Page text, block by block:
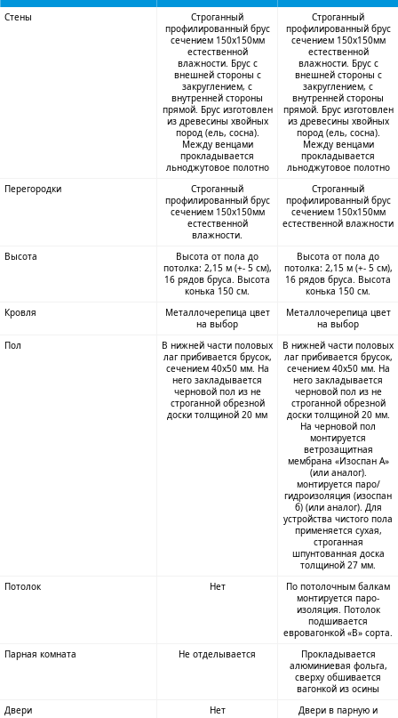
Стены
Строганный
профилированный брус
сечением 150х150мм
естественной
влажности. Брус с
внешней стороны с
закруглением, с
внутренней стороны
прямой. Брус изготовлен
из древесины хвойных
пород (ель, сосна).
Между венцами
прокладывается
льноджутовое полотно
Строганный
профилированный брус
сечением 150х150мм
естественной
влажности. Брус с
внешней стороны с
закруглением, с
внутренней стороны
прямой. Брус изготовлен
из древесины хвойных
пород (ель, сосна).
Между венцами
прокладывается
льноджутовое полотно
Перегородки
Строганный
профилированный брус
сечением 150х150мм
естественной
влажности.
Строганный
профилированный брус
сечением 150х150мм
естественной влажности
Высота
Высота от пола до
потолка: 2,15 м (+- 5 см),
16 рядов бруса. Высота
конька 150 см.
Высота от пола до
потолка: 2,15 м (+- 5 см),
16 рядов бруса. Высота
конька 150 см.
Кровля
Металлочерепица цвет
на выбор
Металлочерепица цвет
на выбор
Пол
В нижней части половых
лаг прибивается брусок,
сечением 40х50 мм. На
него закладывается
черновой пол из не
строганной обрезной
доски толщиной 20 мм
В нижней части половых
лаг прибивается брусок,
сечением 40х50 мм. На
него закладывается
черновой пол из не
строганной обрезной
доски толщиной 20 мм.
На черновой пол
монтируется
ветрозащитная
мембрана «Изоспан А»
(или аналог).
монтируется паро/
гидроизоляция (изоспан
б) (или аналог). Для
устройства чистого пола
применяется сухая,
строганная
шпунтованная доска
толщиной 27 мм.
Потолок
Нет
По потолочным балкам
монтируется паро-
изоляция. Потолок
подшивается
евровагонкой «В» сорта.
Парная комната
Не отделывается
Прокладывается
алюминиевая фольга,
сверху обшивается
вагонкой из осины
Двери
Нет
Двери в парную и